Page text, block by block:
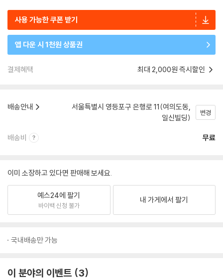
사용 가능한 쿠폰 받기
앱 다운 시 1천원 상품권
결제혜택 최대 2,000원 즉시할인
배송안내
서울특별시 영등포구 은행로 11(여의도동,
일신빌딩)
변경
배송비 무료
이미 소장하고 있다면 판매해 보세요.
예스24에 팔기
바이백 신청 불가
내 가게에서 팔기
국내배송만 가능
이 분야의 이벤트 3